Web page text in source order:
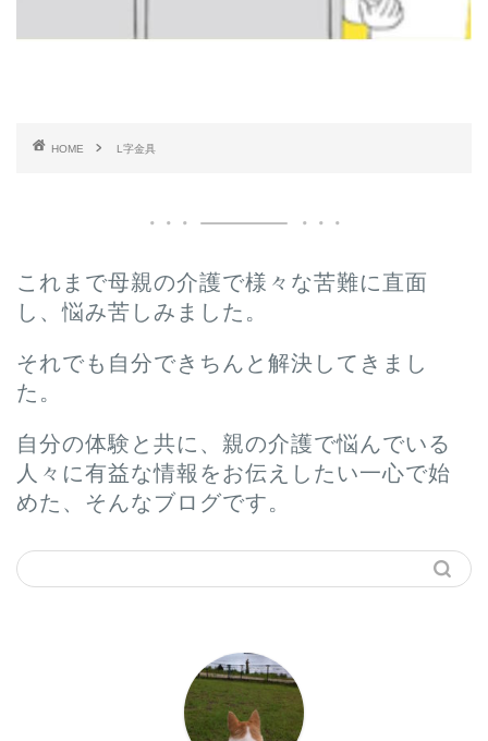
HOME L字金具
これまで母親の介護で様々な苦難に直面
し、悩み苦しみました。
それでも自分できちんと解決してきまし
た。
自分の体験と共に、親の介護で悩んでいる
人々に有益な情報をお伝えしたい一心で始
めた、そんなブログです。
プロフィール